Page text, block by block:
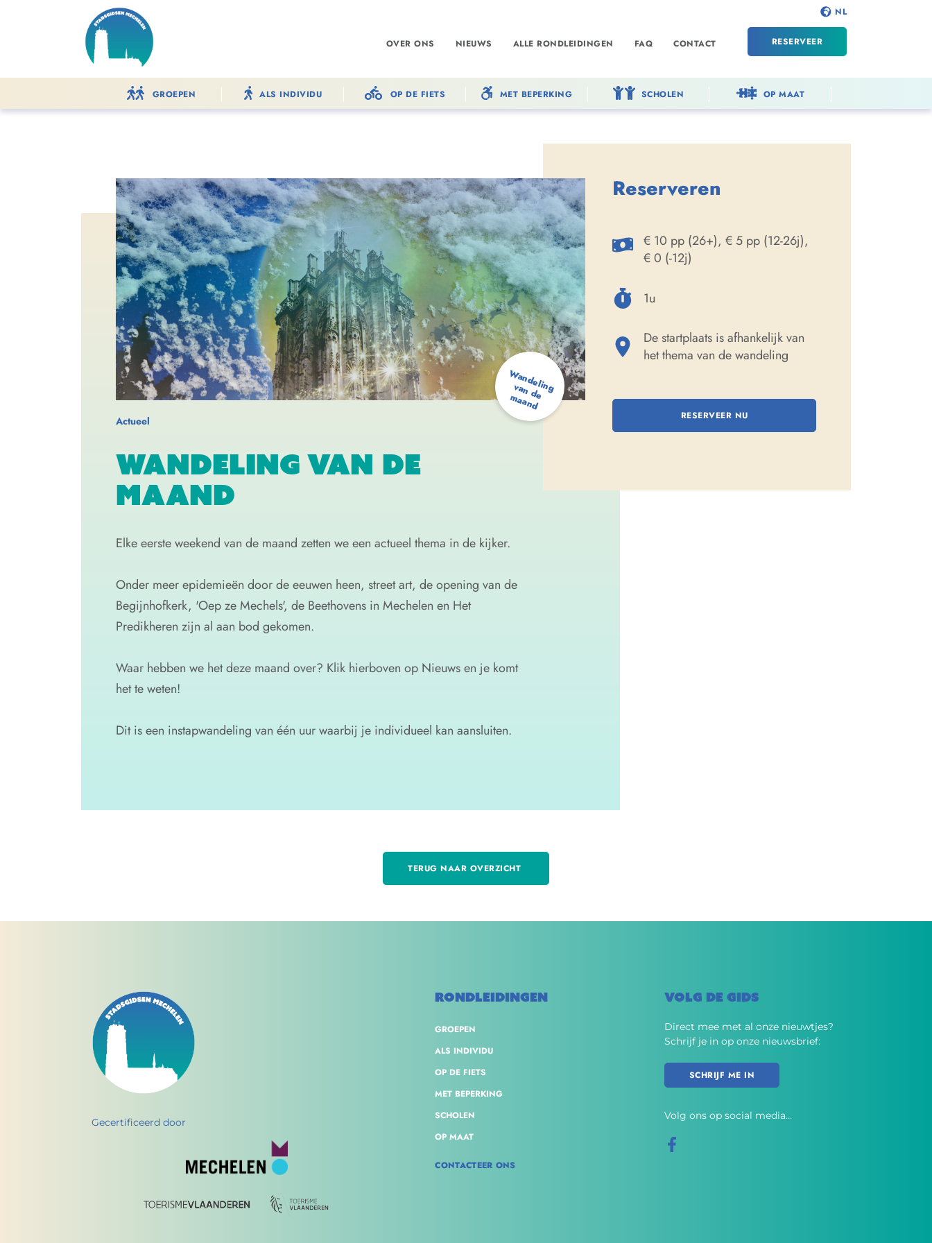
OVER ONS NIEUWS ALLE RONDLEIDINGEN FAQ CONTACT RESERVEER
GROEPEN ALS INDIVIDU OP DE FIETS MET BEPERKING SCHOLEN OP MAAT
NL
W
a
n
d
e
lin
g v
a
n
d
e
m
a
a
n
d
Actueel
WANDELING VAN DE
MAAND
Elke eerste weekend van de maand zetten we een actueel thema in de kijker.
Onder meer epidemieën door de eeuwen heen, street art, de opening van de
Begijnhofkerk, 'Oep ze Mechels', de Beethovens in Mechelen en Het
Predikheren zijn al aan bod gekomen.
Waar hebben we het deze maand over? Klik hierboven op Nieuws en je komt
het te weten!
Dit is een instapwandeling van één uur waarbij je individueel kan aansluiten.
Reserveren
€ 10 pp (26+), € 5 pp (12-26j),
€ 0 (-12j)
1u
De startplaats is afhankelijk van
het thema van de wandeling
RESERVEER NU
TERUG NAAR OVERZICHT
Gecertificeerd door
RONDLEIDINGEN
GROEPEN
ALS INDIVIDU
OP DE FIETS
MET BEPERKING
SCHOLEN
OP MAAT
CONTACTEER ONS
VOLG DE GIDS
Direct mee met al onze nieuwtjes?
Schrijf je in op onze nieuwsbrief:
SCHRIJF ME IN
Volg ons op social media…